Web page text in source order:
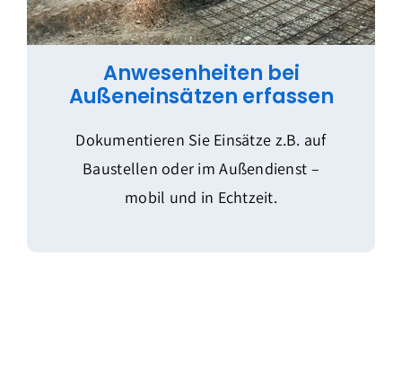
Anwesenheiten bei
Außeneinsätzen erfassen
Dokumentieren Sie Einsätze z.B. auf
Baustellen oder im Außendienst –
mobil und in Echtzeit.